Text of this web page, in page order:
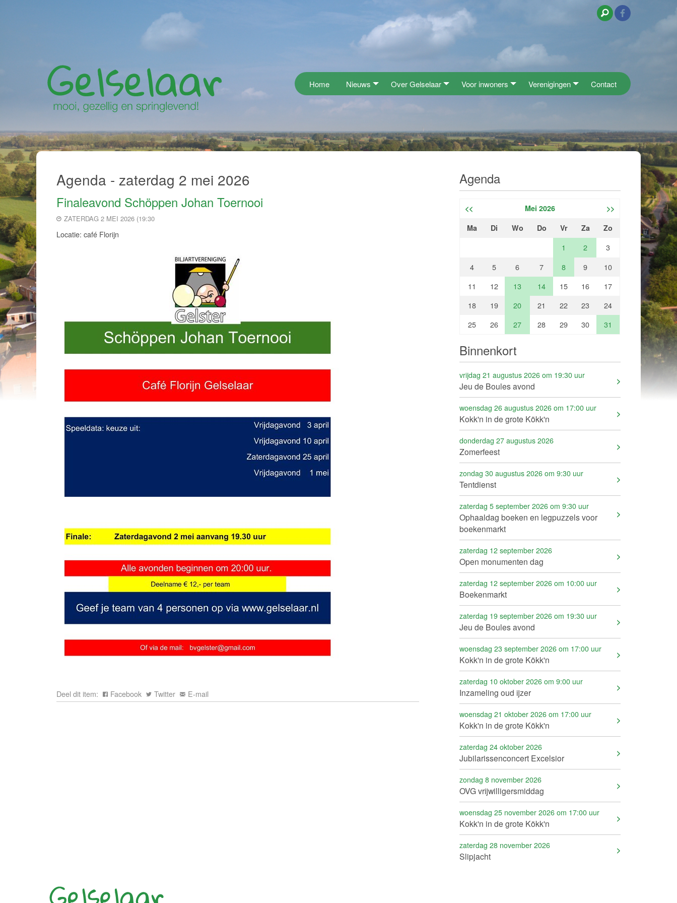
Home Nieuws Over Gelselaar Voor inwoners Verenigingen Contact
Agenda - zaterdag 2 mei 2026
Finaleavond Schöppen Johan Toernooi
ZATERDAG 2 MEI 2026 (19:30
Locatie: café Florijn
Deel dit item: Facebook Twitter E-mail
Agenda
<< Mei 2026
>>
Ma
Di Wo Do Vr Za Zo
1 2
3
4
5 6 7 8 9
10
11
12 13 14 15 16
17
18
19 20 21 22 23
24
25
26 27 28 29 30 31
Binnenkort
vrijdag 21 augustus 2026 om 19:30 uur
Jeu de Boules avond
woensdag 26 augustus 2026 om 17:00 uur
Kokk'n in de grote Kökk'n
donderdag 27 augustus 2026
Zomerfeest
zondag 30 augustus 2026 om 9:30 uur
Tentdienst
zaterdag 5 september 2026 om 9:30 uur
Ophaaldag boeken en legpuzzels voor
boekenmarkt
zaterdag 12 september 2026
Open monumenten dag
zaterdag 12 september 2026 om 10:00 uur
Boekenmarkt
zaterdag 19 september 2026 om 19:30 uur
Jeu de Boules avond
woensdag 23 september 2026 om 17:00 uur
Kokk'n in de grote Kökk'n
zaterdag 10 oktober 2026 om 9:00 uur
Inzameling oud ijzer
woensdag 21 oktober 2026 om 17:00 uur
Kokk'n in de grote Kökk'n
zaterdag 24 oktober 2026
Jubilarissenconcert Excelsior
zondag 8 november 2026
OVG vrijwilligersmiddag
woensdag 25 november 2026 om 17:00 uur
Kokk'n in de grote Kökk'n
zaterdag 28 november 2026
Slipjacht